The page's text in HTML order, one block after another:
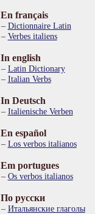
En français
Dictionnaire Latin
Verbes italiens
In english
Latin Dictionary
Italian Verbs
In Deutsch
Italienische Verben
En español
Los verbos italianos
Em portugues
Os verbos italianos
По русски
Итальянские глаголы